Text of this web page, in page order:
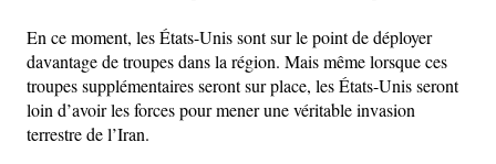
En ce moment, les États-Unis sont sur le point de déployer
davantage de troupes dans la région. Mais même lorsque ces
troupes supplémentaires seront sur place, les États-Unis seront
loin d’avoir les forces pour mener une véritable invasion
terrestre de l’Iran.